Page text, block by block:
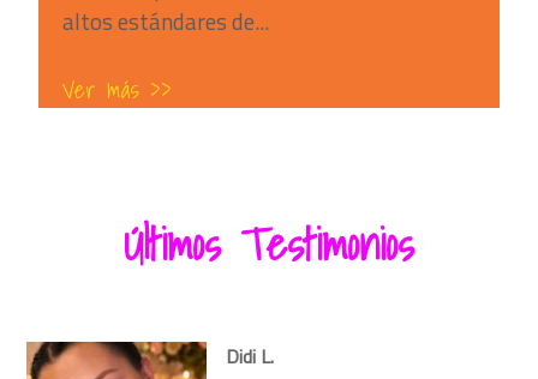
altos estándares de...
Ver más >>
Últimos Testimonios
Didi L.